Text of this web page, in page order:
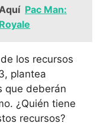
Pac Man:
los recursos
plantea
que deberán
¿Quién tiene
recursos?